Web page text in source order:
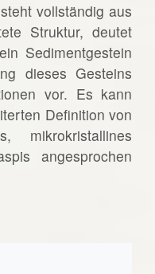
vollständig aus
Struktur, deutet
Sedimentgestein
dieses Gesteins
vor. Es kann
Definition von
mikrokristallines
angesprochen